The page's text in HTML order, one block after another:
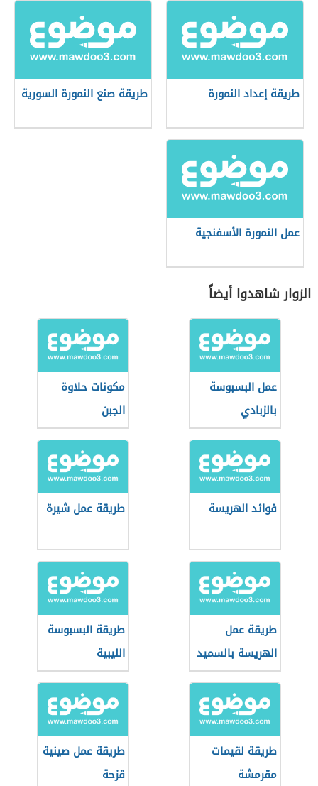
طريقة إعداد النمورة طريقة صنع النمورة السورية
عمل النمورة الأسفنجية
الزوار شاهدوا أيضاً
عمل البسبوسة
بالزبادي
مكونات حلاوة
الجبن
فوائد الهريسة طريقة عمل شيرة
طريقة عمل
الهريسة بالسميد
طريقة البسبوسة
الليبية
طريقة لقيمات
مقرمشة
طريقة عمل صينية
قزحة